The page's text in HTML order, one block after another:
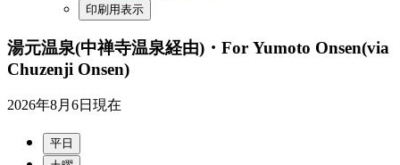
印刷用表示
湯元温泉(中禅寺温泉経由)・For Yumoto Onsen(via
Chuzenji Onsen)
2026年8月6日 現在
平日